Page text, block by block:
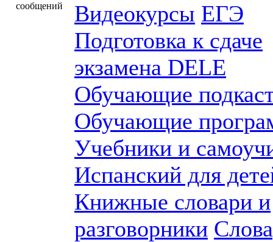
Видеокурсы ЕГЭ
Подготовка к сдаче
экзамена DELE
Обучающие
Обучающие
Учебники и
Испанский для
Книжные словари и
разговорники